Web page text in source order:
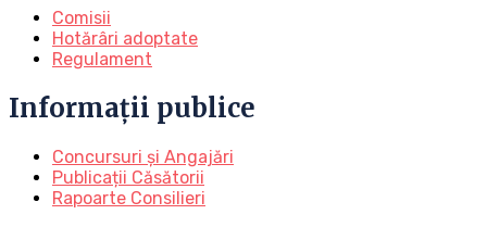
Comisii
Hotărâri adoptate
Regulament
Informații publice
Concursuri și Angajări
Publicații Căsătorii
Rapoarte Consilieri